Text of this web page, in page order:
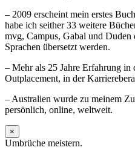
– 2009 erscheint mein erstes
habe ich seither 33 weitere
mvg, Campus, Gabal und Duden
Sprachen übersetzt werden.
– Mehr als 25 Jahre Erfahrung in
Outplacement, in der
– Australien wurde zu meinem
persönlich, online, weltweit.
×
Umbrüche meistern.